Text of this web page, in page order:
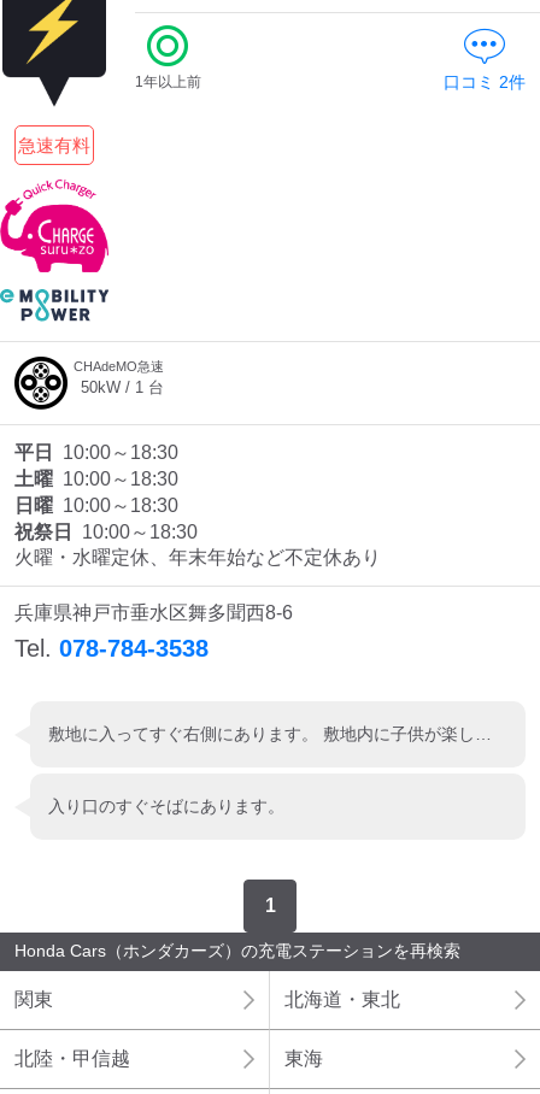
急速有料
1年以上前 口コミ 2件
CHAdeMO急速
50kW / 1 台
平日
10:00～18:30
土曜 10:00～18:30
日曜 10:00～18:30
祝祭日
10:00～18:30
火曜・水曜定休、年末年始など不定休あり
兵庫県神戸市垂水区舞多聞西8-6
Tel. 078-784-3538
入り口のすぐそばにあります。
1
Honda Cars（ホンダカーズ）の充電ステーションを再検索
関東 北海道・東北
北陸・甲信越 東海